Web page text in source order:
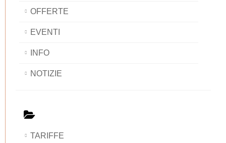
OFFERTE
EVENTI
INFO
NOTIZIE
TARIFFE